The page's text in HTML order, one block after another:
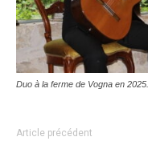
Duo à la ferme de Vogna en 2025.
Article précédent